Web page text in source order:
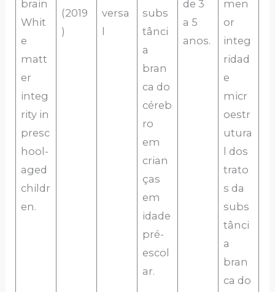
brain
Whit
e
matt
er
integ
rity in
presc
hool-
aged
childr
en.
(2019
)
versa
subs
tânci
a
bran
ca do
céreb
ro
em
crian
ças
em
idade
pré-
escol
ar.
de 3
a 5
anos.
men
or
integ
ridad
e
micr
oestr
utura
l dos
trato
s da
subs
tânci
a
bran
ca do